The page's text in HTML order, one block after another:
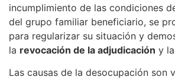
incumplimiento de las condiciones
del grupo familiar beneficiario, se
para regularizar su situación y
la revocación de la adjudicación y
Las causas de la desocupación son